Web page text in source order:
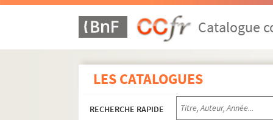
Catalogue
LES CATALOGUES
RECHERCHE RAPIDE